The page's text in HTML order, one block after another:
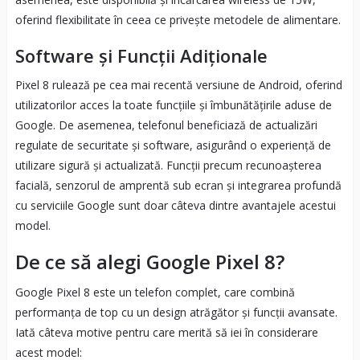
oferind flexibilitate în ceea ce privește metodele de alimentare.
Software și Funcții Adiționale
Pixel 8 rulează pe cea mai recentă versiune de Android, oferind
utilizatorilor acces la toate funcțiile și îmbunătățirile aduse de
Google. De asemenea, telefonul beneficiază de actualizări
regulate de securitate și software, asigurând o experiență de
utilizare sigură și actualizată. Funcții precum recunoașterea
facială, senzorul de amprentă sub ecran și integrarea profundă
cu serviciile Google sunt doar câteva dintre avantajele acestui
model.
De ce să alegi Google Pixel 8?
Google Pixel 8 este un telefon complet, care combină
performanța de top cu un design atrăgător și funcții avansate.
Iată câteva motive pentru care merită să iei în considerare
acest model: